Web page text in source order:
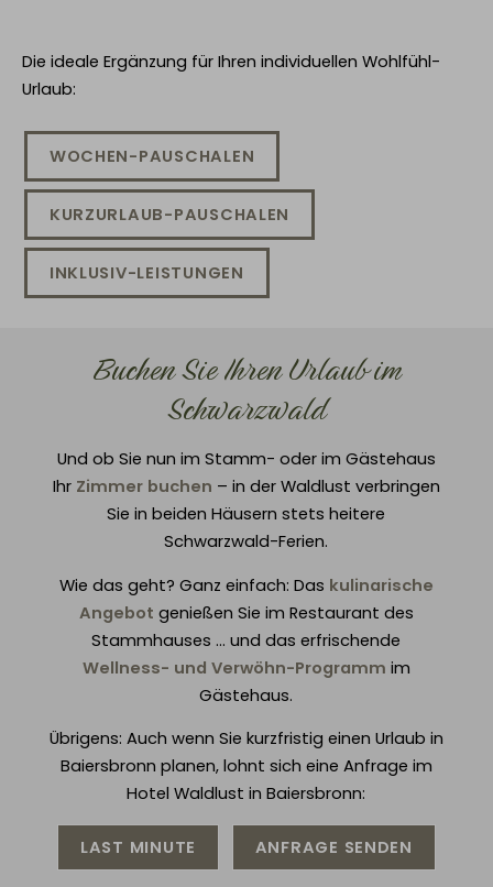
Die ideale Ergänzung für Ihren individuellen Wohlfühl-
Urlaub:
WOCHEN-PAUSCHALEN
KURZURLAUB-PAUSCHALEN
INKLUSIV-LEISTUNGEN
Buchen Sie Ihren Urlaub im
Schwarzwald
Und ob Sie nun im Stamm- oder im Gästehaus
Ihr Zimmer buchen – in der Waldlust verbringen
Sie in beiden Häusern stets heitere
Schwarzwald-Ferien.
Wie das geht? Ganz einfach: Das kulinarische
Angebot genießen Sie im Restaurant des
Stammhauses ... und das erfrischende
Wellness- und Verwöhn-Programm im
Gästehaus.
Übrigens: Auch wenn Sie kurzfristig einen Urlaub in
Baiersbronn planen, lohnt sich eine Anfrage im
Hotel Waldlust in Baiersbronn:
LAST MINUTE ANFRAGE SENDEN